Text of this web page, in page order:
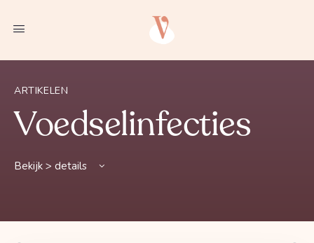
ARTIKELEN
Voedselinfecties
Bekijk > details